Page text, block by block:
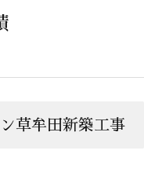
草牟田新築工事